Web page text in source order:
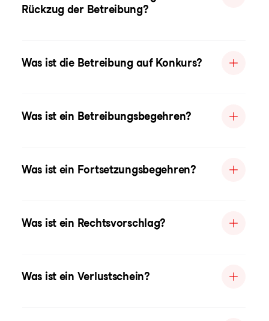
Rückzug der Betreibung?
Was ist die Betreibung auf Konkurs?
Was ist ein Betreibungsbegehren?
Was ist ein Fortsetzungsbegehren?
Was ist ein Rechtsvorschlag?
Was ist ein Verlustschein?